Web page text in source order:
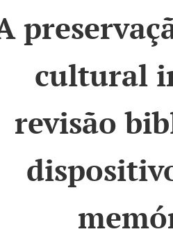
cultural
revisão